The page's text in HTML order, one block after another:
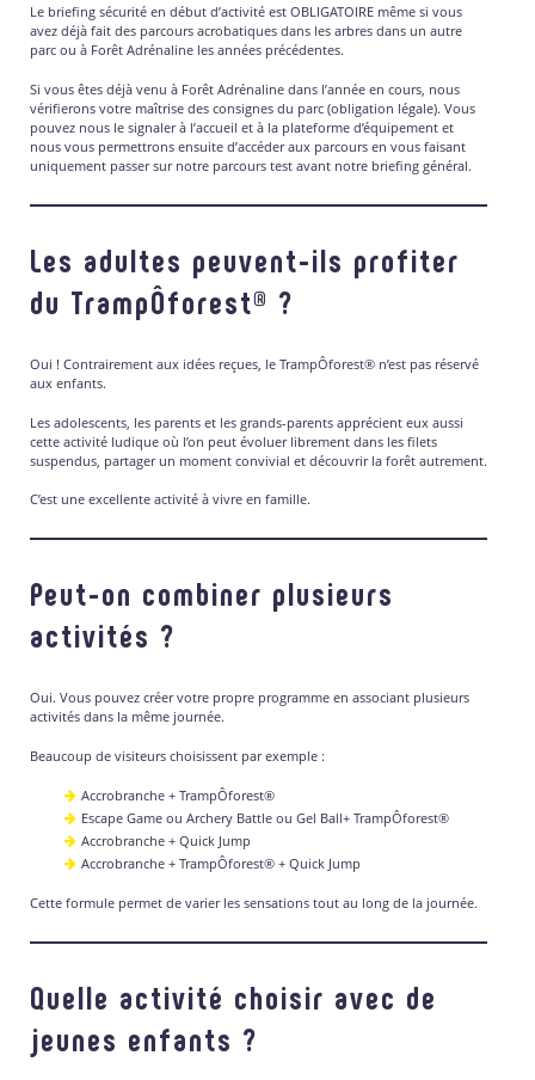
Le briefing sécurité en début d’activité est OBLIGATOIRE même si vous
avez déjà fait des parcours acrobatiques dans les arbres dans un autre
parc ou à Forêt Adrénaline les années précédentes.
Si vous êtes déjà venu à Forêt Adrénaline dans l’année en cours, nous
vérifierons votre maîtrise des consignes du parc (obligation légale). Vous
pouvez nous le signaler à l’accueil et à la plateforme d’équipement et
nous vous permettrons ensuite d’accéder aux parcours en vous faisant
uniquement passer sur notre parcours test avant notre briefing général.
Les adultes peuvent-ils profiter
du TrampÔforest® ?
Oui ! Contrairement aux idées reçues, le TrampÔforest® n’est pas réservé
aux enfants.
Les adolescents, les parents et les grands-parents apprécient eux aussi
cette activité ludique où l’on peut évoluer librement dans les filets
suspendus, partager un moment convivial et découvrir la forêt autrement.
C’est une excellente activité à vivre en famille.
Peut-on combiner plusieurs
activités ?
Oui. Vous pouvez créer votre propre programme en associant plusieurs
activités dans la même journée.
Beaucoup de visiteurs choisissent par exemple :
Accrobranche + TrampÔforest®
Escape Game ou Archery Battle ou Gel Ball+ TrampÔforest®
Accrobranche + Quick Jump
Accrobranche + TrampÔforest® + Quick Jump
Cette formule permet de varier les sensations tout au long de la journée.
Quelle activité choisir avec de
jeunes enfants ?